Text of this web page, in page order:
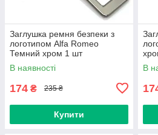
Заглушка ремня безпеки з
логотипом Alfa Romeo
Темний хром 1 шт
В наявності
174 ₴ 235 ₴
Купити
В